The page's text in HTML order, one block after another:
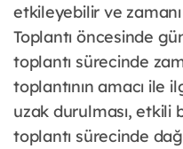
etkileyebilir ve
Toplantı öncesinde
toplantı sürecinde
toplantının amacı ile
uzak durulması, etkili
toplantı sürecinde